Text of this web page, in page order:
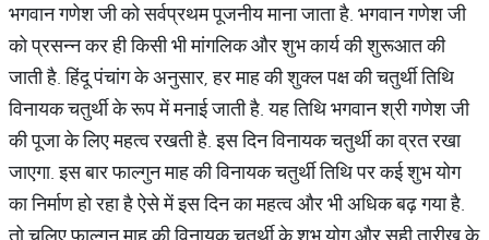
भगवान गणेश जी को सर्वप्रथम पूजनीय माना जाता है. भगवान गणेश जी
को प्रसन्न कर ही किसी भी मांगलिक और शुभ कार्य की शुरूआत की
जाती है. हिंदू पंचांग के अनुसार, हर माह की शुक्ल पक्ष की चतुर्थी तिथि
विनायक चतुर्थी के रूप में मनाई जाती है. यह तिथि भगवान श्री गणेश जी
की पूजा के लिए महत्व रखती है. इस दिन विनायक चतुर्थी का व्रत रखा
जाएगा. इस बार फाल्गुन माह की विनायक चतुर्थी तिथि पर कई शुभ योग
का निर्माण हो रहा है ऐसे में इस दिन का महत्व और भी अधिक बढ़ गया है.